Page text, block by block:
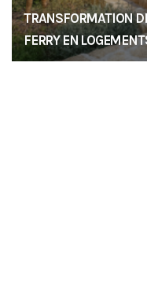
TRANSFORMATION
FERRY EN